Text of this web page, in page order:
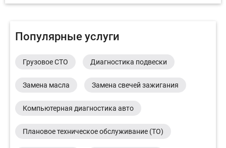
Популярные услуги
Грузовое СТО Диагностика подвески
Замена масла Замена свечей зажигания
Компьютерная диагностика авто
Плановое техническое обслуживание (ТО)